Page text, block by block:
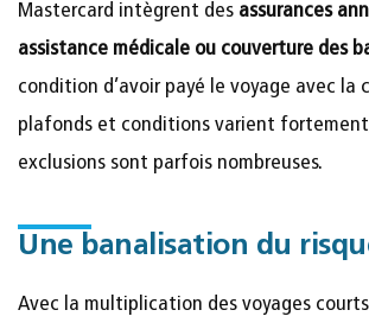
Mastercard intègrent des assurances
assistance médicale ou couverture des
condition d’avoir payé le voyage avec la
plafonds et conditions varient
exclusions sont parfois nombreuses.
Une banalisation du
Avec la multiplication des voyages